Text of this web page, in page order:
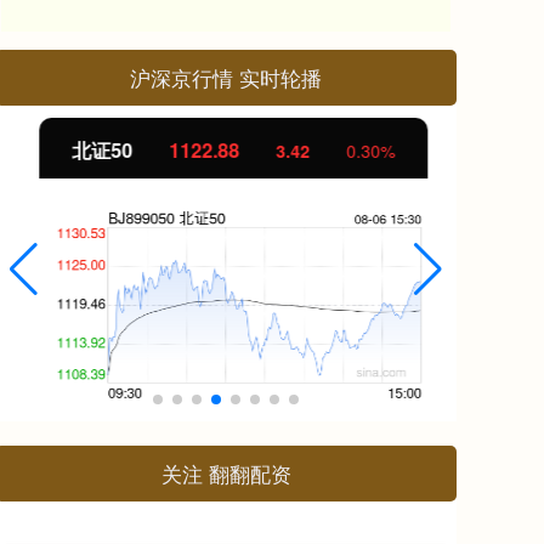
沪深京行情 实时轮播
北证50 1122.88 3.42 0.30%
关注 翻翻配资